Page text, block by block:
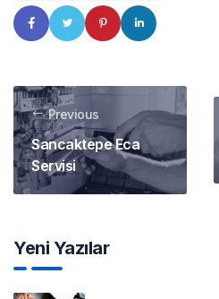
Previous
Sancaktepe Eca
Servisi
Yeni Yazılar